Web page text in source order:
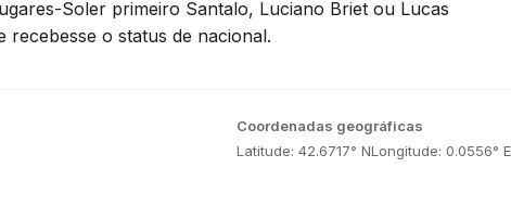
Soler primeiro Santalo, Luciano Briet ou Lucas
o status de nacional.
Coordenadas geográficas
Latitude: 42.6717° NLongitude: 0.0556° E